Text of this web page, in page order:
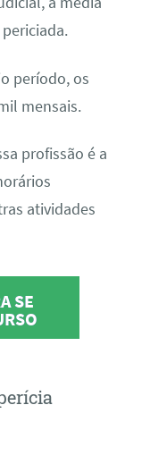
período, os
mensais.
profissão é a
atividades
SE